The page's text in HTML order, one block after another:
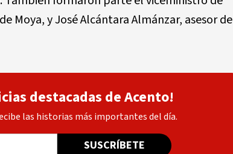
Moya, y José Alcántara Almánzar, asesor de
destacadas de Acento!
las historias más importantes del día.
SUSCRÍBETE